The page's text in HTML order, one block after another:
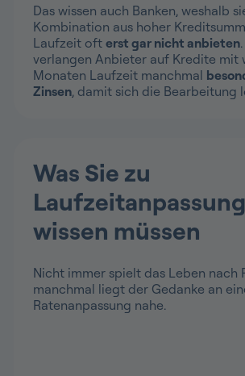
Das wissen auch Banken, weshalb
Kombination aus hoher
Laufzeit oft erst gar nicht anbieten
verlangen Anbieter auf Kredite mit
Monaten Laufzeit manchmal
Zinsen, damit sich die Bearbeitung
Was Sie zu
wissen müssen
Nicht immer spielt das Leben nach
manchmal liegt der Gedanke an
Ratenanpassung nahe.